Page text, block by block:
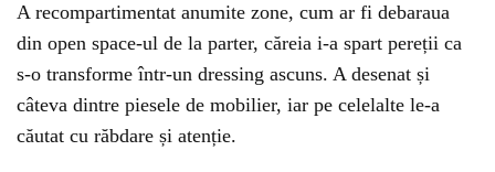
A recompartimentat anumite zone, cum ar fi debaraua
din open space-ul de la parter, căreia i-a spart pereții ca
s-o transforme într-un dressing ascuns. A desenat și
câteva dintre piesele de mobilier, iar pe celelalte le-a
căutat cu răbdare și atenție.